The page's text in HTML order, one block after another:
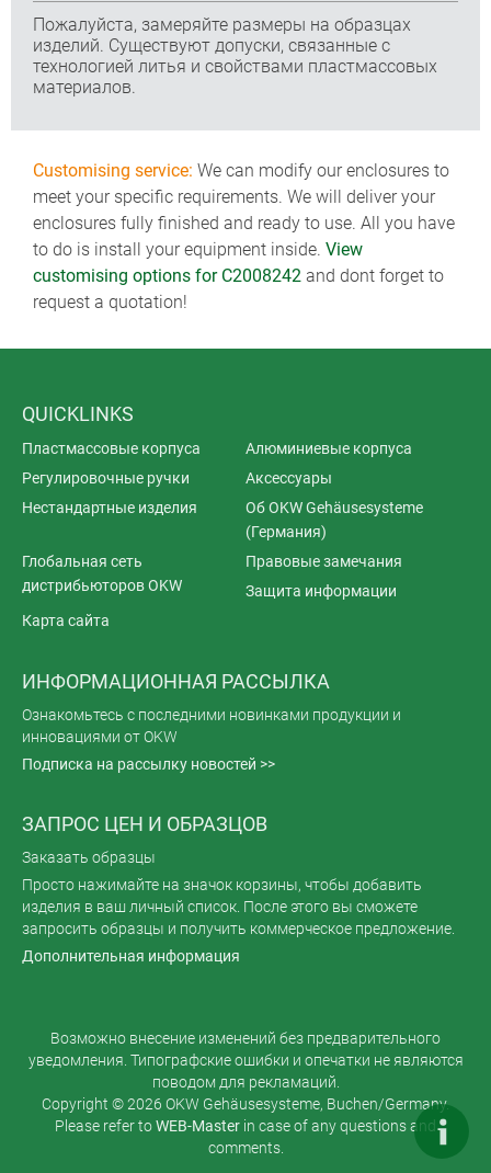
Пожалуйста, замеряйте размеры на образцах
изделий. Существуют допуски, связанные с
технологией литья и свойствами пластмассовых
материалов.
Customising service: We can modify our enclosures to
meet your specific requirements. We will deliver your
enclosures fully finished and ready to use. All you have
to do is install your equipment inside. View
customising options for C2008242 and dont forget to
request a quotation!
QUICKLINKS
Пластмассовые корпуса
Алюминиевые корпуса
Регулировочные ручки
Аксессуары
Нестандартные изделия
Об OKW Gehäusesysteme
(Германия)
Глобальная сеть
дистрибьюторов OKW
Правовые замечания
Защита информации
Карта сайта
ИНФОРМАЦИОННАЯ РАССЫЛКА
Ознакомьтесь с последними новинками продукции и
инновациями от OKW
Подписка на рассылку новостей >>
ЗАПРОС ЦЕН И ОБРАЗЦОВ
Заказать образцы
Просто нажимайте на значок корзины, чтобы добавить
изделия в ваш личный список. После этого вы сможете
запросить образцы и получить коммерческое предложение.
Дополнительная информация
Возможно внесение изменений без предварительного
уведомления. Типографские ошибки и опечатки не являются
поводом для рекламаций.
Copyright © 2026 OKW Gehäusesysteme, Buchen/Germany.
Please refer toWEB-Master in case of any questions and
comments.